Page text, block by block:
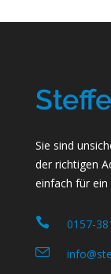
Sie sind
der richtigen
einfach für ein
0157-